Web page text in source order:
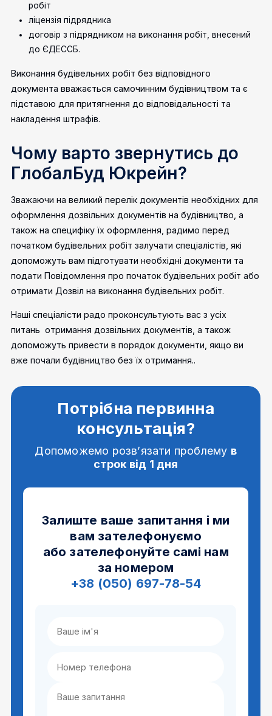
робіт
ліцензія підрядника
договір з підрядником на виконання робіт, внесений
до ЄДЕССБ.
Виконання будівельних робіт без відповідного
документа вважається самочинним будівництвом та є
підставою для притягнення до відповідальності та
накладення штрафів.
Чому варто звернутись до
ГлобалБуд Юкрейн?
Зважаючи на великий перелік документів необхідних для
оформлення дозвільних документів на будівництво, а
також на специфіку їх оформлення, радимо перед
початком будівельних робіт залучати спеціалістів, які
допоможуть вам підготувати необхідні документи та
подати Повідомлення про початок будівельних робіт або
отримати Дозвіл на виконання будівельних робіт.
Наші спеціалісти радо проконсультують вас з усіх
питань отримання дозвільних документів, а також
допоможуть привести в порядок документи, якщо ви
вже почали будівництво без їх отримання..
Потрібна первинна
консультація?
Допоможемо розв’язати проблему в
строк від 1 дня
Залиште ваше запитання і ми
вам зателефонуємо
або зателефонуйте самі нам
за номером
+38 (050) 697-78-54